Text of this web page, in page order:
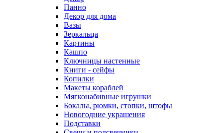
Панно
Декор для дома
Вазы
Зеркальца
Картины
Кашпо
Ключницы настенные
Книги - сейфы
Копилки
Макеты кораблей
Мягконабивные игрушки
Бокалы, рюмки, стопки, штофы
Новогодние украшения
Подставки